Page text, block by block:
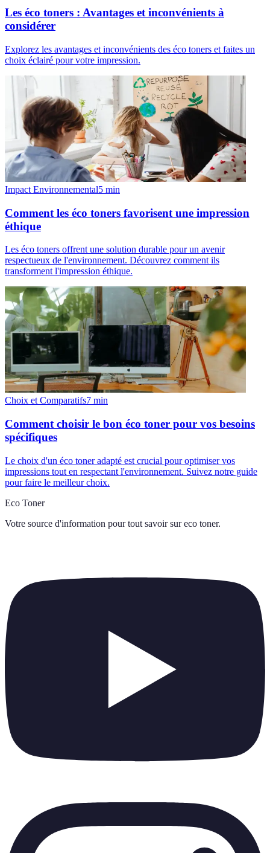
Les éco toners : Avantages et inconvénients à
considérer
Explorez les avantages et inconvénients des éco toners et faites un
choix éclairé pour votre impression.
Impact Environnemental5 min
Comment les éco toners favorisent une impression
éthique
Les éco toners offrent une solution durable pour un avenir
respectueux de l'environnement. Découvrez comment ils
transforment l'impression éthique.
Choix et Comparatifs7 min
Comment choisir le bon éco toner pour vos besoins
spécifiques
Le choix d'un éco toner adapté est crucial pour optimiser vos
impressions tout en respectant l'environnement. Suivez notre guide
pour faire le meilleur choix.
Eco Toner
Votre source d'information pour tout savoir sur eco toner.